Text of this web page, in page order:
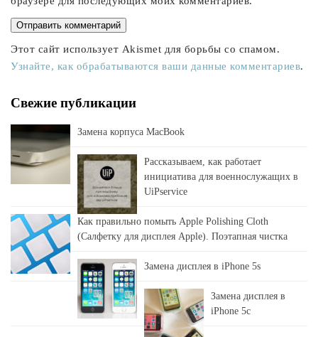
Этот сайт использует Akismet для борьбы со спамом.
Узнайте, как обрабатываются ваши данные комментариев.
Свежие публикации
Замена корпуса MacBook
Рассказываем, как работает
инициатива для военнослужащих в
UiPservice
Как правильно помыть Apple Polishing Cloth
(Салфетку для дисплея Apple). Поэтапная чистка
Замена дисплея в iPhone 5s
Замена дисплея в
iPhone 5c